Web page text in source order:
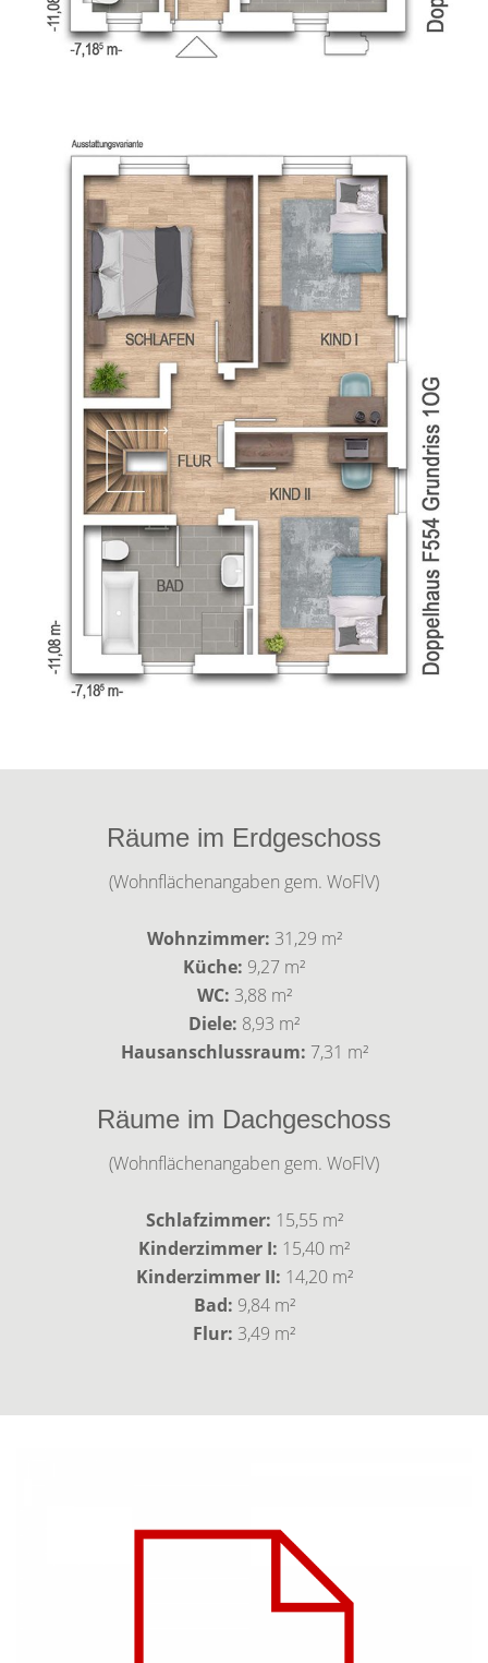
Räume im Erdgeschoss
(Wohnflächenangaben gem. WoFlV)
Wohnzimmer: 31,29 m²
Küche: 9,27 m²
WC: 3,88 m²
Diele: 8,93 m²
Hausanschlussraum: 7,31 m²
Räume im Dachgeschoss
(Wohnflächenangaben gem. WoFlV)
Schlafzimmer: 15,55 m²
Kinderzimmer I: 15,40 m²
Kinderzimmer II: 14,20 m²
Bad: 9,84 m²
Flur: 3,49 m²